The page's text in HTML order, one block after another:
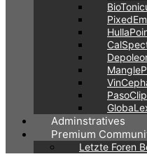
Adminstratives
Premium
Letzte Foren